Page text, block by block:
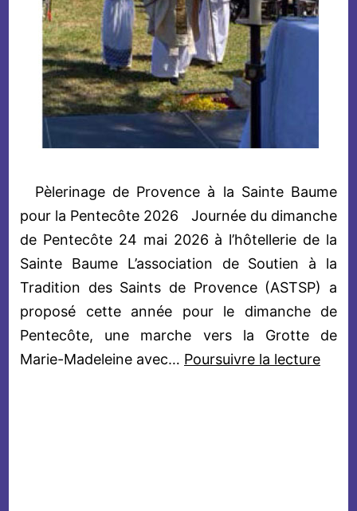
Pèlerinage de Provence à la Sainte Baume
pour la Pentecôte 2026 Journée du dimanche
de Pentecôte 24 mai 2026 à l’hôtellerie de la
Sainte Baume L’association de Soutien à la
Tradition des Saints de Provence (ASTSP) a
proposé cette année pour le dimanche de
Pentecôte, une marche vers la Grotte de
Marie-Madeleine avec… Poursuivre la lecture